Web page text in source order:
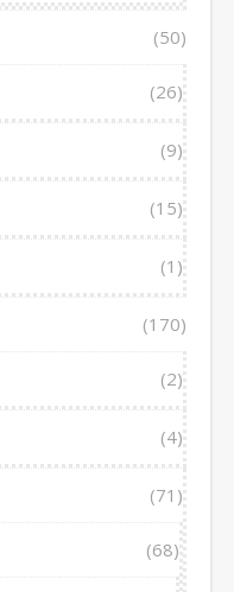
(50)
(26)
(9)
(15)
(1)
(170)
(2)
(4)
(71)
(68)